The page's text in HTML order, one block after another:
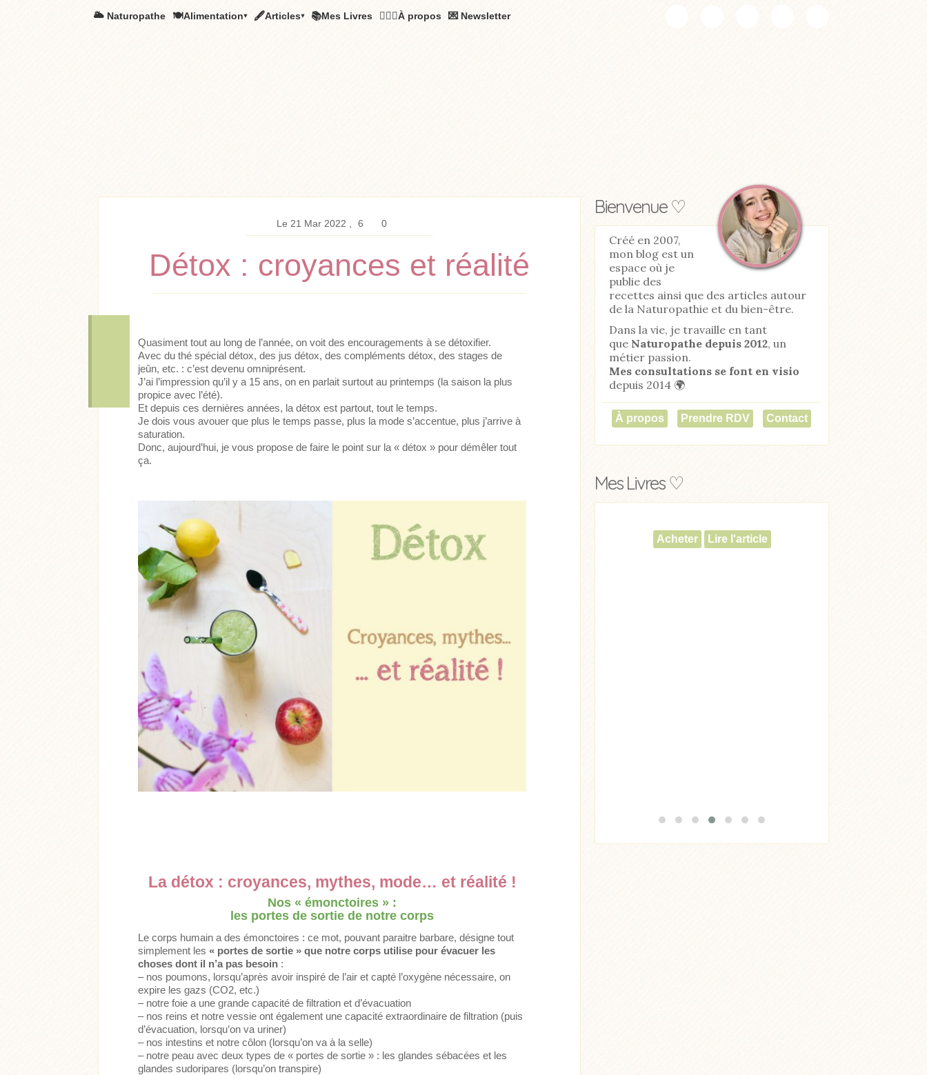
🌥️ Naturopathe 🍽Alimentation▾ 🖋Articles▾ 📚Mes Livres 🧚🏻‍♂️À propos 💌 Newsletter
Le 21 Mar 2022 6 0
Détox : croyances et réalité
Quasiment tout au long de l’année, on voit des encouragements à se détoxifier.
Avec du thé spécial détox, des jus détox, des compléments détox, des stages de
jeûn, etc. : c’est devenu omniprésent.
J’ai l’impression qu’il y a 15 ans, on en parlait surtout au printemps (la saison la plus
propice avec l’été).
Et depuis ces dernières années, la détox est partout, tout le temps.
Je dois vous avouer que plus le temps passe, plus la mode s’accentue, plus j’arrive à
saturation.
Donc, aujourd’hui, je vous propose de faire le point sur la « détox » pour démêler tout
ça.
La détox : croyances, mythes, mode… et réalité !
Nos « émonctoires » :
les portes de sortie de notre corps
Le corps humain a des émonctoires : ce mot, pouvant paraitre barbare, désigne tout
simplement les« portes de sortie » que notre corps utilise pour évacuer les
choses dont il n’a pas besoin :
– nos poumons, lorsqu’après avoir inspiré de l’air et capté l’oxygène nécessaire, on
expire les gazs (CO2, etc.)
– notre foie a une grande capacité de filtration et d’évacuation
– nos reins et notre vessie ont également une capacité extraordinaire de filtration (puis
d’évacuation, lorsqu’on va uriner)
– nos intestins et notre côlon (lorsqu’on va à la selle)
– notre peau avec deux types de « portes de sortie » : les glandes sébacées et les
glandes sudoripares (lorsqu’on transpire)
Bienvenue ♡
Créé en 2007,
mon blog est un
espace où je
publie des
recettes ainsi que des articles autour
de la Naturopathie et du bien-être.
Dans la vie, je travaille en tant
que Naturopathe depuis 2012, un
métier passion.
Mes consultations se font en visio
depuis 2014 🌍
À propos Prendre RDV Contact
Mes Livres ♡
Acheter Acheter